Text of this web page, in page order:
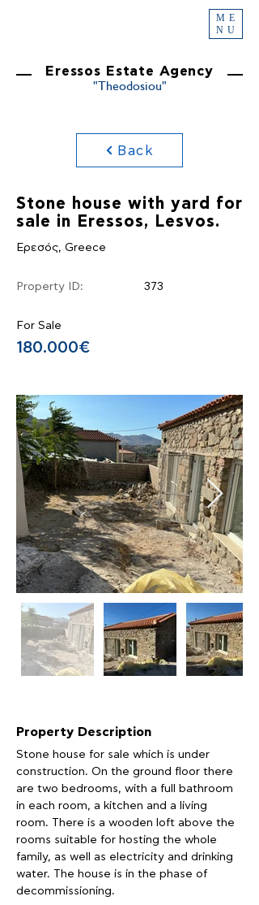
Eressos Estate Agency
"Theodosiou"
ME
NU
Back
Stone house with yard for
sale in Eressos, Lesvos.
Ερεσός, Greece
Property ID: 373
For Sale
180.000€
Property Description
Stone house for sale which is under
construction. On the ground floor there
are two bedrooms, with a full bathroom
in each room, a kitchen and a living
room. There is a wooden loft above the
rooms suitable for hosting the whole
family, as well as electricity and drinking
water. The house is in the phase of
decommissioning.